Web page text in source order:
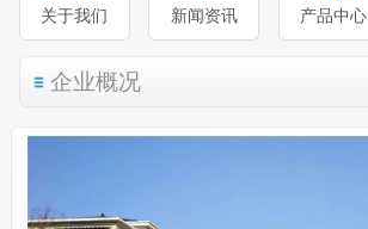
关于我们 新闻资讯 产品中心
企业概况